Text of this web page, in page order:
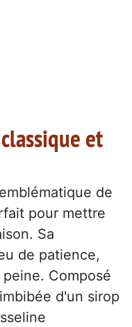
et
de
pour mettre
Sa
de patience,
Composé
d'un sirop